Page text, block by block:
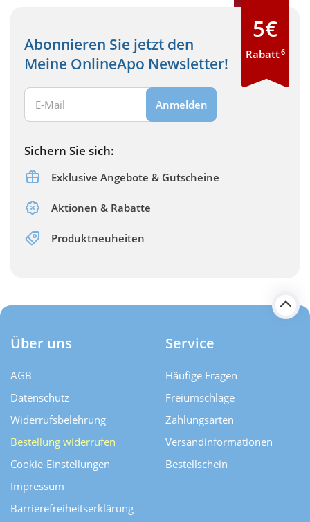
Abonnieren Sie jetzt den
Meine OnlineApo Newsletter!
Ihre E-Mail Adresse:
Anmelden
Sichern Sie sich:
Exklusive Angebote & Gutscheine
Aktionen & Rabatte
Produktneuheiten
5€
Rabatt6
Über uns
AGB
Datenschutz
Widerrufsbelehrung
Bestellung widerrufen
Cookie-Einstellungen
Impressum
Barrierefreiheitserklärung
Service
Häufige Fragen
Freiumschläge
Zahlungsarten
Versand­informationen
Bestellschein